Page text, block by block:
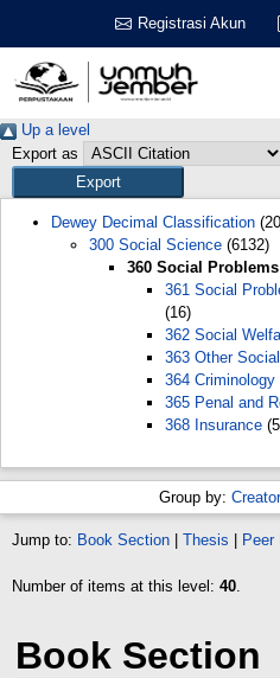
Registrasi Akun
Up a level
Export as
Dewey Decimal Classification
300 Social Science (6132)
360 Social
361 Social
(16)
362 Social
363 Other
364 Criminology
365 Penal and
368 Insurance
Group by:
Jump to: Book Section Thesis Peer
Number of items at this level: 40.
Book Section